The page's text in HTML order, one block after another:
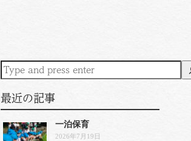
最近の記事
一泊保育
2026年7月19日